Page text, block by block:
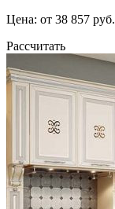
Цена: от 38 857 руб.
Рассчитать